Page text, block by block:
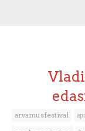
arvamusfestival